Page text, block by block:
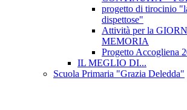
progetto di tirocinio
dispettose"
Attività per la
MEMORIA
Progetto Accogliena
IL MEGLIO DI...
Scuola Primaria "Grazia Deledda"